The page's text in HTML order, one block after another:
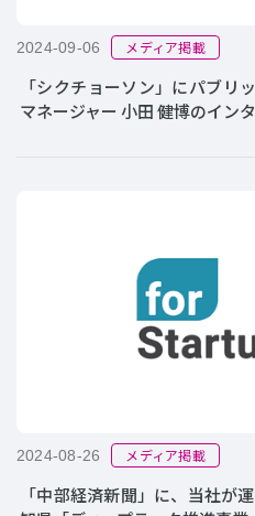
2024-09-06 メディア掲載
「シクチョーソン」にパブリ
マネージャー 小田 健博のイン
2024-08-26 メディア掲載
「中部経済新聞」に、当社が